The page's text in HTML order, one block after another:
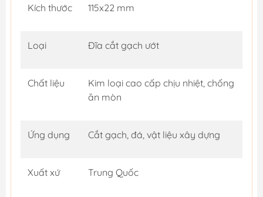
Kích thước 115x22 mm
Loại Đĩa cắt gạch ướt
Chất liệu
Kim loại cao cấp chịu nhiệt, chống
ăn mòn
Ứng dụng Cắt gạch, đá, vật liệu xây dựng
Xuất xứ Trung Quốc